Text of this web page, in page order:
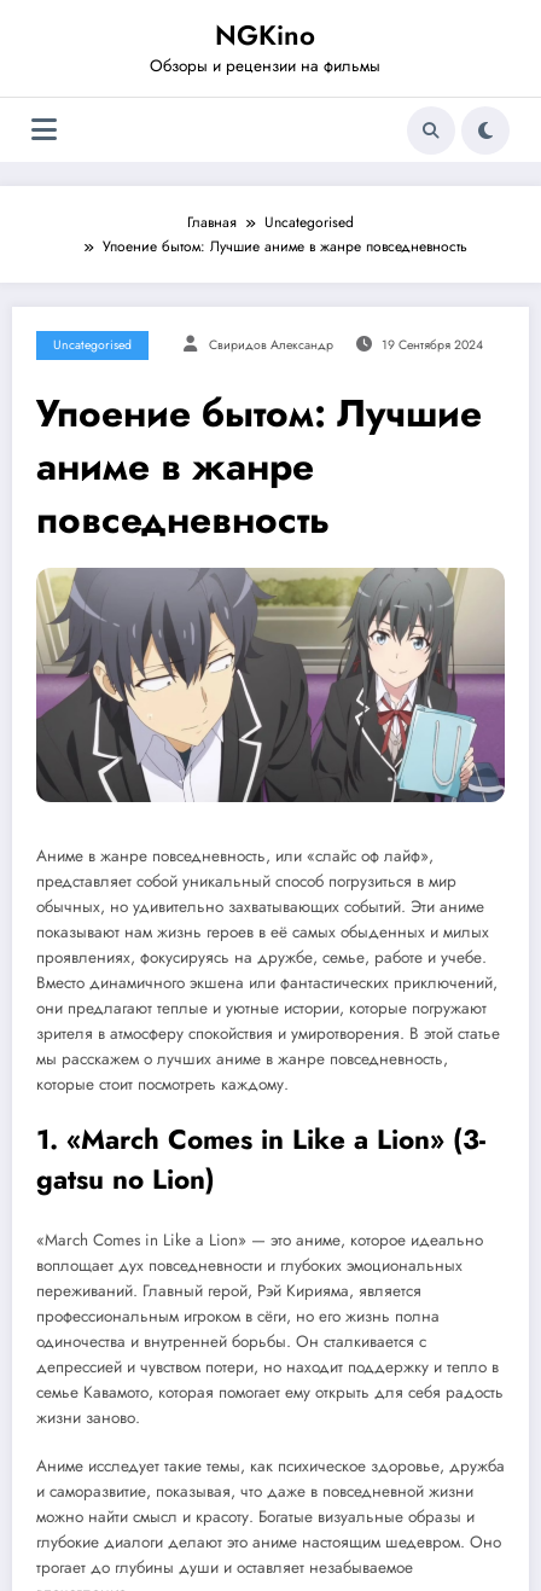
NGKino
Обзоры и рецензии на фильмы
Главная
Uncategorised
Упоение бытом: Лучшие аниме в жанре повседневность
Uncategorised Свиридов Александр 19 Сентября 2024
Упоение бытом: Лучшие
аниме в жанре
повседневность
Аниме в жанре повседневность, или «слайс оф лайф»,
представляет собой уникальный способ погрузиться в мир
обычных, но удивительно захватывающих событий. Эти аниме
показывают нам жизнь героев в её самых обыденных и милых
проявлениях, фокусируясь на дружбе, семье, работе и учебе.
Вместо динамичного экшена или фантастических приключений,
они предлагают теплые и уютные истории, которые погружают
зрителя в атмосферу спокойствия и умиротворения. В этой статье
мы расскажем о лучших аниме в жанре повседневность,
которые стоит посмотреть каждому.
1. «March Comes in Like a Lion» (3-
gatsu no Lion)
«March Comes in Like a Lion» — это аниме, которое идеально
воплощает дух повседневности и глубоких эмоциональных
переживаний. Главный герой, Рэй Кирияма, является
профессиональным игроком в сёги, но его жизнь полна
одиночества и внутренней борьбы. Он сталкивается с
депрессией и чувством потери, но находит поддержку и тепло в
семье Кавамото, которая помогает ему открыть для себя радость
жизни заново.
Аниме исследует такие темы, как психическое здоровье, дружба
и саморазвитие, показывая, что даже в повседневной жизни
можно найти смысл и красоту. Богатые визуальные образы и
глубокие диалоги делают это аниме настоящим шедевром. Оно
трогает до глубины души и оставляет незабываемое